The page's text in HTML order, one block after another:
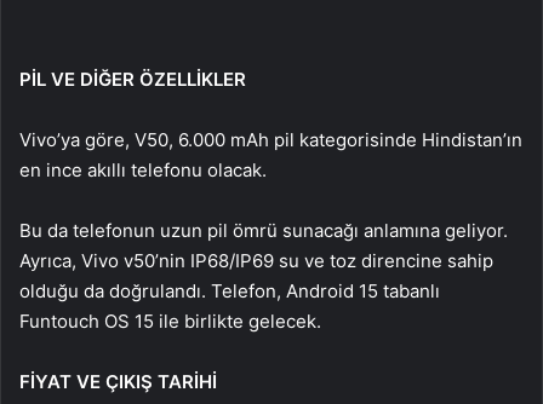
PİL VE DİĞER ÖZELLİKLER
Vivo’ya göre, V50, 6.000 mAh pil kategorisinde Hindistan’ın
en ince akıllı telefonu olacak.
Bu da telefonun uzun pil ömrü sunacağı anlamına geliyor.
Ayrıca, Vivo v50’nin IP68/IP69 su ve toz direncine sahip
olduğu da doğrulandı. Telefon, Android 15 tabanlı
Funtouch OS 15 ile birlikte gelecek.
FİYAT VE ÇIKIŞ TARİHİ